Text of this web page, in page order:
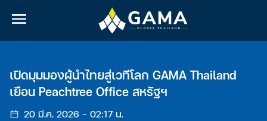
เปิดมุมมองผู้นำไทยสู่เวทีโลก GAMA Thailand
เยือน Peachtree Office สหรัฐฯ
20 มี.ค. 2026 - 02:17 น.